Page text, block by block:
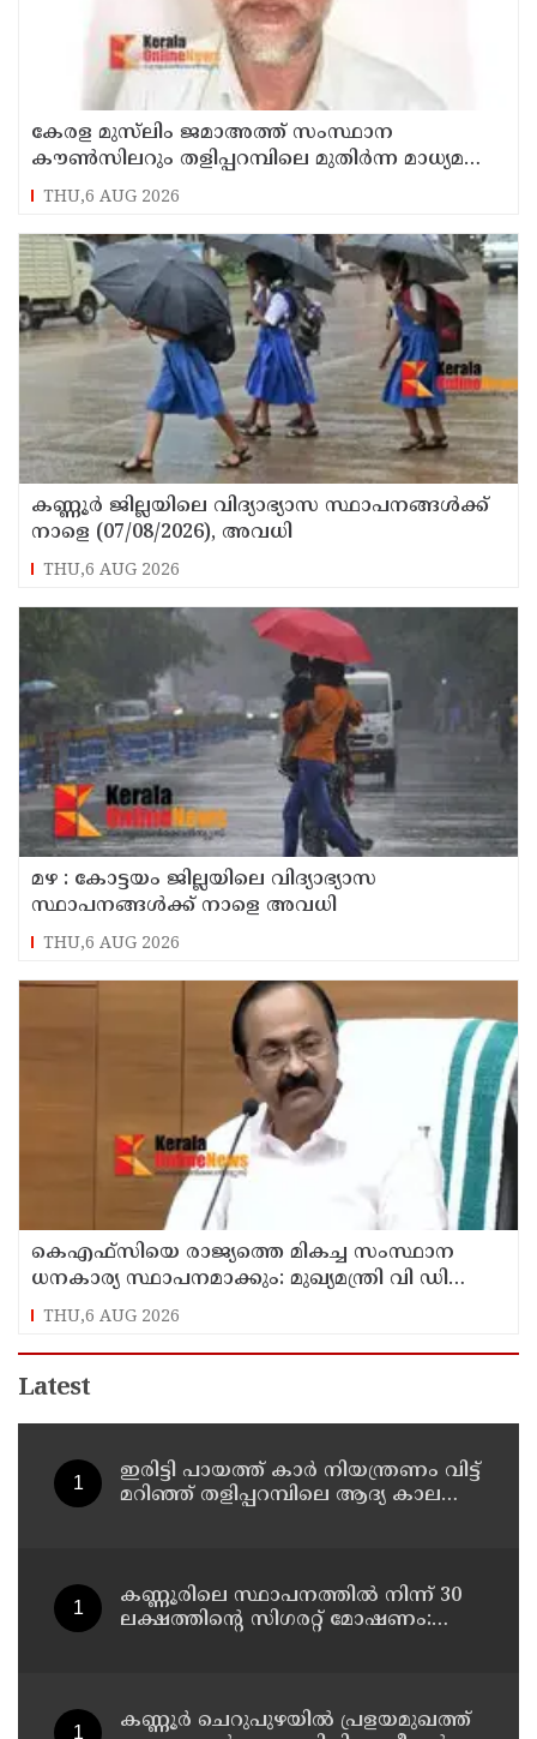
കേരള മുസ്‌ലിം ജമാഅത്ത് സംസ്ഥാന
കൗൺസിലറും തളിപ്പറമ്പിലെ മുതിർന്ന മാധ്യമ
പ്രവർത്തകനുമായ ബി എ അലി മൊഗ്രാൽ
നിര്യാതനായി
THU,6 AUG 2026
കണ്ണൂർ ജില്ലയിലെ വിദ്യാഭ്യാസ സ്ഥാപനങ്ങള്‍ക്ക്
നാളെ (07/08/2026), അവധി
THU,6 AUG 2026
മഴ : കോട്ടയം ജില്ലയിലെ വിദ്യാഭ്യാസ
സ്ഥാപനങ്ങൾക്ക് നാളെ അവധി
THU,6 AUG 2026
കെഎഫ്‌സിയെ രാജ്യത്തെ മികച്ച സംസ്ഥാന
ധനകാര്യ സ്ഥാപനമാക്കും: മുഖ്യമന്ത്രി വി ഡി
സതീശൻ
THU,6 AUG 2026
Latest
ഇരിട്ടി പായത്ത് കാർ നിയന്ത്രണം വിട്ട്
മറിഞ്ഞ് തളിപ്പറമ്പിലെ ആദ്യ കാല
കണ്ണൂരിലെ സ്ഥാപനത്തിൽ നിന്ന് 30
ലക്ഷത്തിന്റെ സിഗരറ്റ് മോഷണം:
കണ്ണൂർ ചെറുപുഴയിൽ പ്രളയമുഖത്ത്